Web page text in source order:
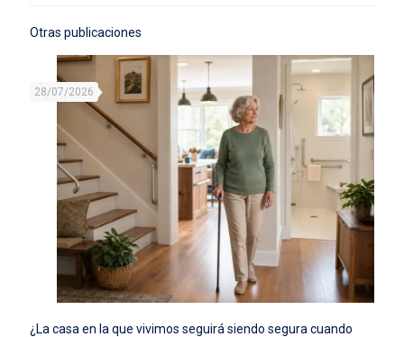
Otras publicaciones
28/07/2026
¿La casa en la que vivimos seguirá siendo segura cuando